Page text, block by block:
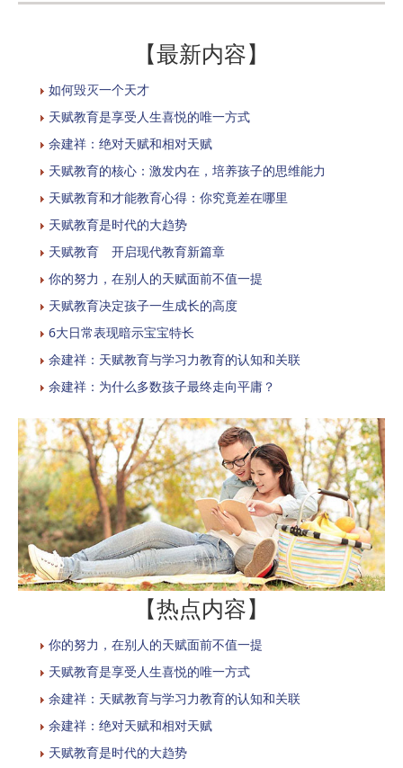
【最新内容】
如何毁灭一个天才
天赋教育是享受人生喜悦的唯一方式
余建祥：绝对天赋和相对天赋
天赋教育的核心：激发内在，培养孩子的思维能力
天赋教育和才能教育心得：你究竟差在哪里
天赋教育是时代的大趋势
天赋教育 开启现代教育新篇章
你的努力，在别人的天赋面前不值一提
天赋教育决定孩子一生成长的高度
6大日常表现暗示宝宝特长
余建祥：天赋教育与学习力教育的认知和关联
余建祥：为什么多数孩子最终走向平庸？
【热点内容】
你的努力，在别人的天赋面前不值一提
天赋教育是享受人生喜悦的唯一方式
余建祥：天赋教育与学习力教育的认知和关联
余建祥：绝对天赋和相对天赋
天赋教育是时代的大趋势